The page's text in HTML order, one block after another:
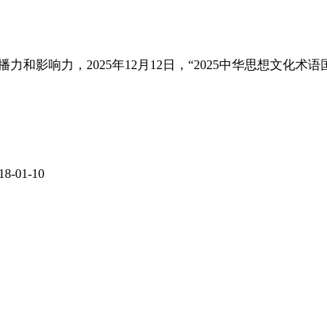
和影响力，2025年12月12日，“2025中华思想文化术语
01-10